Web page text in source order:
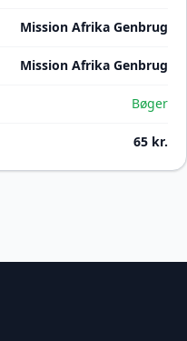
Mission Afrika Genbrug
Mission Afrika Genbrug
Bøger
65 kr.